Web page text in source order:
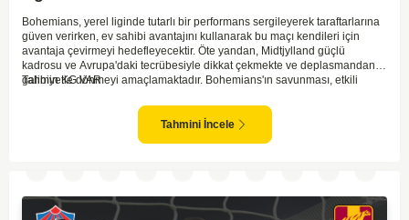
Bohemians, yerel liginde tutarlı bir performans sergileyerek taraftarlarına
güven verirken, ev sahibi avantajını kullanarak bu maçı kendileri için
avantaja çevirmeyi hedefleyecektir. Öte yandan, Midtjylland güçlü
kadrosu ve Avrupa'daki tecrübesiyle dikkat çekmekte ve deplasmandan
galibiyetle dönmeyi amaçlamaktadır. Bohemians'ın savunması, etkili
kalacak. Midtjylland ise, Bohemians'ın agresif oyun tarzıyla başa çıkmak
için stratejik hamleler geliştirmeli. Maçta her iki takımın da gol fırsatları
bulabileceği açık; dolayısıyla tempolu ve çekişmeli bir karşılaşma olabilir.
Tahmin KG VAR
Tahmini İncele